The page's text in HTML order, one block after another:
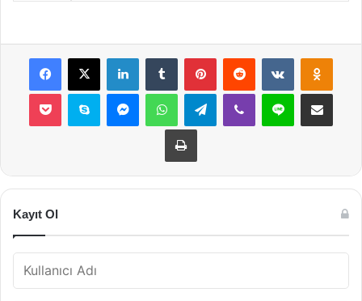
Facebook
X LinkedInTumblr PinterestReddit VKontakte
Pocket Skype MessengerWhatsAppTelegramViber Line E-Posta ile
Yazdır
Kayıt Ol